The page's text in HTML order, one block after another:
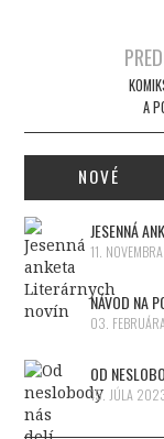
Post
A
NOVÉ
JESENNÁ
11.
NÁVOD NA
03.
OD
15. JÚLA